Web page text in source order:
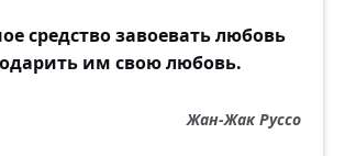
средство завоевать любовь
им свою любовь.
Жан-Жак Руссо